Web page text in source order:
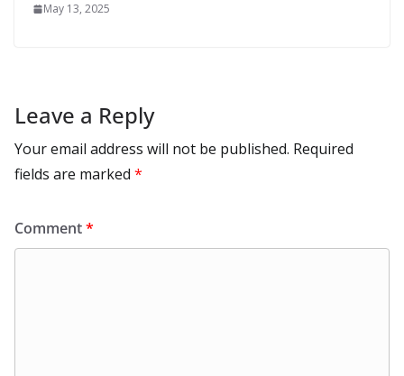
May 13, 2025
Leave a Reply
Your email address will not be published. Required
fields are marked *
Comment*